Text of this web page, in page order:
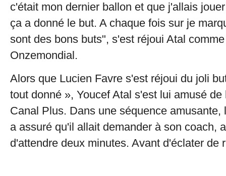
c'était mon dernier ballon et que j'allais
ça a donné le but. A chaque fois sur je
sont des bons buts", s'est réjoui Atal
Onzemondial.
Alors que Lucien Favre s'est réjoui du joli
tout donné », Youcef Atal s'est lui amusé
Canal Plus. Dans une séquence amusante,
a assuré qu'il allait demander à son coach,
d'attendre deux minutes. Avant d'éclater de